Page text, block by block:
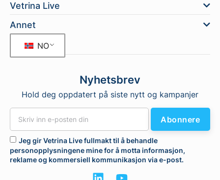
Vetrina Live
Annet
NO
Nyhetsbrev
Hold deg oppdatert på siste nytt og kampanjer
Jeg gir Vetrina Live fullmakt til å behandle
personopplysningene mine for å motta informasjon,
reklame og kommersiell kommunikasjon via e-post.
Abonnere